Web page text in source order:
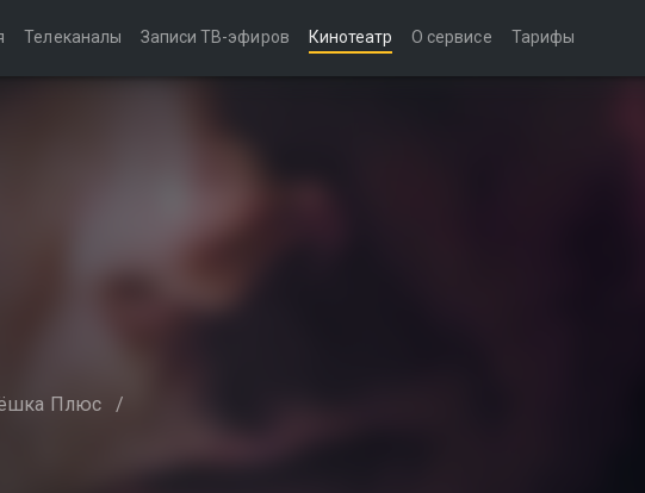
Телеканалы Записи ТВ-эфиров Кинотеатр О сервисе Тарифы
Плюс /